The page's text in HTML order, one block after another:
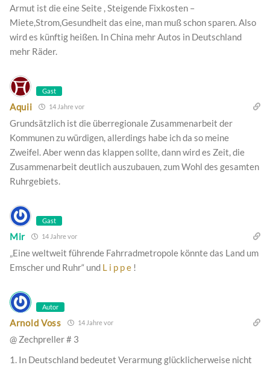
Armut ist die eine Seite , Steigende Fixkosten –
Miete,Strom,Gesundheit das eine, man muß schon sparen. Also
wird es künftig heißen. In China mehr Autos in Deutschland
mehr Räder.
Gast
Aquii 14 Jahre vor
Grundsätzlich ist die überregionale Zusammenarbeit der
Kommunen zu würdigen, allerdings habe ich da so meine
Zweifel. Aber wenn das klappen sollte, dann wird es Zeit, die
Zusammenarbeit deutlich auszubauen, zum Wohl des gesamten
Ruhrgebiets.
Gast
Mir 14 Jahre vor
„Eine weltweit führende Fahrradmetropole könnte das Land um
Emscher und Ruhr“ und L i p p e !
Autor
Arnold Voss 14 Jahre vor
@ Zechpreller # 3
1. In Deutschland bedeutet Verarmung glücklicherweise nicht